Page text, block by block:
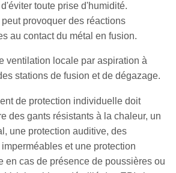
toute prise d'humidité.
peut provoquer des réactions
au contact du métal en fusion.
ventilation locale par aspiration à
stations de fusion et de dégazage.
de protection individuelle doit
des gants résistants à la chaleur, un
une protection auditive, des
et une protection
en cas de présence de poussières ou